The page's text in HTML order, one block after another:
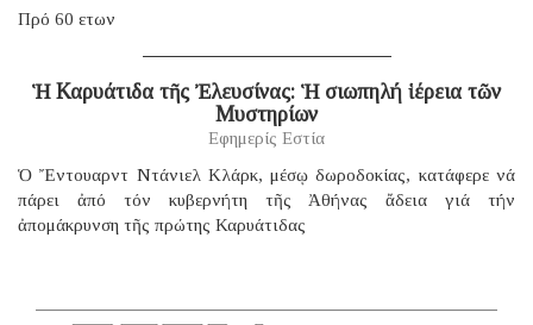
Πρό 60 ετων
Ἡ Καρυάτιδα τῆς Ἐλευσίνας: Ἡ σιωπηλή ἱέρεια τῶν
Μυστηρίων
Εφημερίς Εστία
Ὁ Ἔντουαρντ Ντάνιελ Κλάρκ, μέσῳ δωροδοκίας, κατάφερε νά
πάρει ἀπό τόν κυβερνήτη τῆς Ἀθήνας ἄδεια γιά τήν
ἀπομάκρυνση τῆς πρώτης Καρυάτιδας